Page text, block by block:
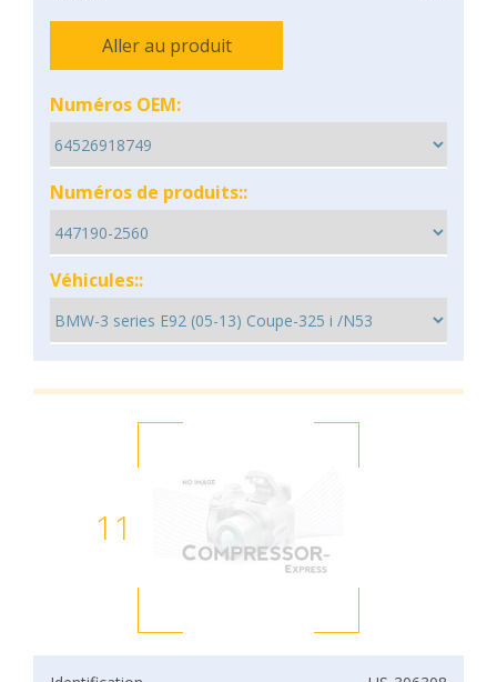
Aller au produit
Numéros OEM:
Numéros de produits::
Véhicules::
11